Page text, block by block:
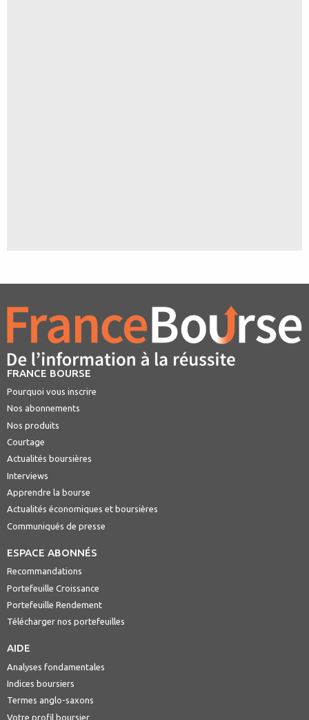
FRANCE BOURSE
Pourquoi vous inscrire
Nos abonnements
Nos produits
Courtage
Actualités boursières
Interviews
Apprendre la bourse
Actualités économiques et boursières
Communiqués de presse
ESPACE ABONNÉS
Recommandations
Portefeuille Croissance
Portefeuille Rendement
Télécharger nos portefeuilles
AIDE
Analyses fondamentales
Indices boursiers
Termes anglo-saxons
Votre profil boursier